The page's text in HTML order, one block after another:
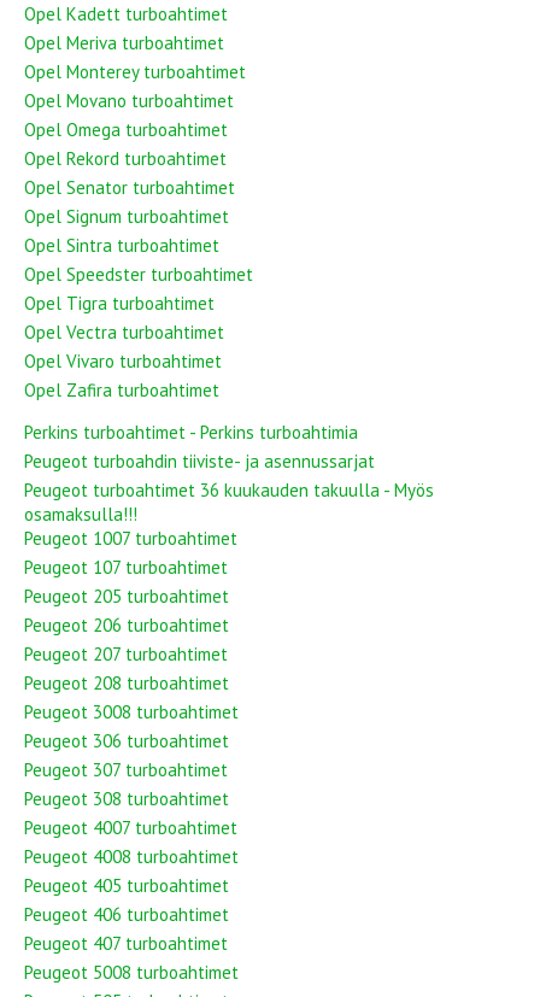
Opel Kadett turboahtimet
Opel Meriva turboahtimet
Opel Monterey turboahtimet
Opel Movano turboahtimet
Opel Omega turboahtimet
Opel Rekord turboahtimet
Opel Senator turboahtimet
Opel Signum turboahtimet
Opel Sintra turboahtimet
Opel Speedster turboahtimet
Opel Tigra turboahtimet
Opel Vectra turboahtimet
Opel Vivaro turboahtimet
Opel Zafira turboahtimet
Perkins turboahtimet - Perkins turboahtimia
Peugeot turboahdin tiiviste- ja asennussarjat
Peugeot turboahtimet 36 kuukauden takuulla - Myös
osamaksulla!!!
Peugeot 1007 turboahtimet
Peugeot 107 turboahtimet
Peugeot 205 turboahtimet
Peugeot 206 turboahtimet
Peugeot 207 turboahtimet
Peugeot 208 turboahtimet
Peugeot 3008 turboahtimet
Peugeot 306 turboahtimet
Peugeot 307 turboahtimet
Peugeot 308 turboahtimet
Peugeot 4007 turboahtimet
Peugeot 4008 turboahtimet
Peugeot 405 turboahtimet
Peugeot 406 turboahtimet
Peugeot 407 turboahtimet
Peugeot 5008 turboahtimet